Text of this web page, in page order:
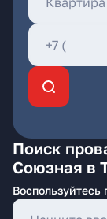
Поиск
Союзная в